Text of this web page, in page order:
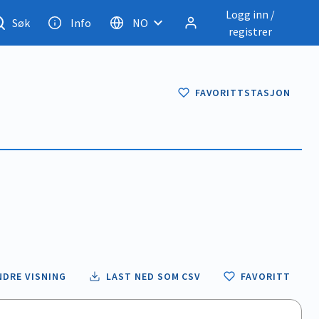
Søk Info NO
Logg inn /
registrer
FAVORITTSTASJON
VISNING LAST NED SOM CSV FAVORITT